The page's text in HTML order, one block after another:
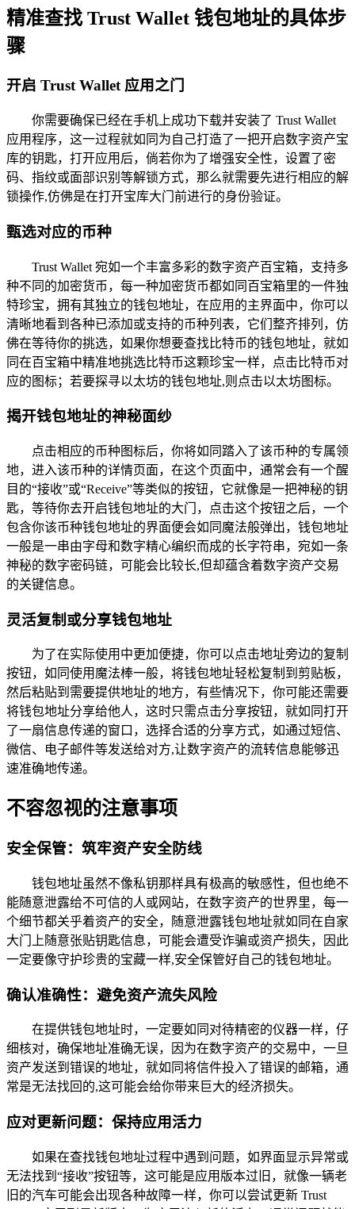
精准查找 Trust Wallet 钱包地址的具体步
骤
开启 Trust Wallet 应用之门
你需要确保已经在手机上成功下载并安装了 Trust Wallet
应用程序，这一过程就如同为自己打造了一把开启数字资产宝
库的钥匙，打开应用后，倘若你为了增强安全性，设置了密
码、指纹或面部识别等解锁方式，那么就需要先进行相应的解
锁操作,仿佛是在打开宝库大门前进行的身份验证。
甄选对应的币种
Trust Wallet 宛如一个丰富多彩的数字资产百宝箱，支持多
种不同的加密货币，每一种加密货币都如同百宝箱里的一件独
特珍宝，拥有其独立的钱包地址，在应用的主界面中，你可以
清晰地看到各种已添加或支持的币种列表，它们整齐排列，仿
佛在等待你的挑选，如果你想要查找比特币的钱包地址，就如
同在百宝箱中精准地挑选比特币这颗珍宝一样，点击比特币对
应的图标；若要探寻以太坊的钱包地址,则点击以太坊图标。
揭开钱包地址的神秘面纱
点击相应的币种图标后，你将如同踏入了该币种的专属领
地，进入该币种的详情页面，在这个页面中，通常会有一个醒
目的“接收”或“Receive”等类似的按钮，它就像是一把神秘的钥
匙，等待你去开启钱包地址的大门，点击这个按钮之后，一个
包含你该币种钱包地址的界面便会如同魔法般弹出，钱包地址
一般是一串由字母和数字精心编织而成的长字符串，宛如一条
神秘的数字密码链，可能会比较长,但却蕴含着数字资产交易
的关键信息。
灵活复制或分享钱包地址
为了在实际使用中更加便捷，你可以点击地址旁边的复制
按钮，如同使用魔法棒一般，将钱包地址轻松复制到剪贴板，
然后粘贴到需要提供地址的地方，有些情况下，你可能还需要
将钱包地址分享给他人，这时只需点击分享按钮，就如同打开
了一扇信息传递的窗口，选择合适的分享方式，如通过短信、
微信、电子邮件等发送给对方,让数字资产的流转信息能够迅
速准确地传递。
不容忽视的注意事项
安全保管：筑牢资产安全防线
钱包地址虽然不像私钥那样具有极高的敏感性，但也绝不
能随意泄露给不可信的人或网站，在数字资产的世界里，每一
个细节都关乎着资产的安全，随意泄露钱包地址就如同在自家
大门上随意张贴钥匙信息，可能会遭受诈骗或资产损失，因此
一定要像守护珍贵的宝藏一样,安全保管好自己的钱包地址。
确认准确性：避免资产流失风险
在提供钱包地址时，一定要如同对待精密的仪器一样，仔
细核对，确保地址准确无误，因为在数字资产的交易中，一旦
资产发送到错误的地址，就如同将信件投入了错误的邮箱，通
常是无法找回的,这可能会给你带来巨大的经济损失。
应对更新问题：保持应用活力
如果在查找钱包地址过程中遇到问题，如界面显示异常或
无法找到“接收”按钮等，这可能是应用版本过旧，就像一辆老
旧的汽车可能会出现各种故障一样，你可以尝试更新 Trust